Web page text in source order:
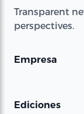
Transparent
perspectives.
Empresa
Ediciones